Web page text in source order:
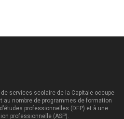
services scolaire de la Capitale occupe
au nombre de programmes de formation
professionnelles (DEP) et à une
professionnelle (ASP).